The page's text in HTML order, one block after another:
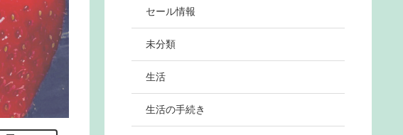
セール情報
未分類
生活
生活の手続き